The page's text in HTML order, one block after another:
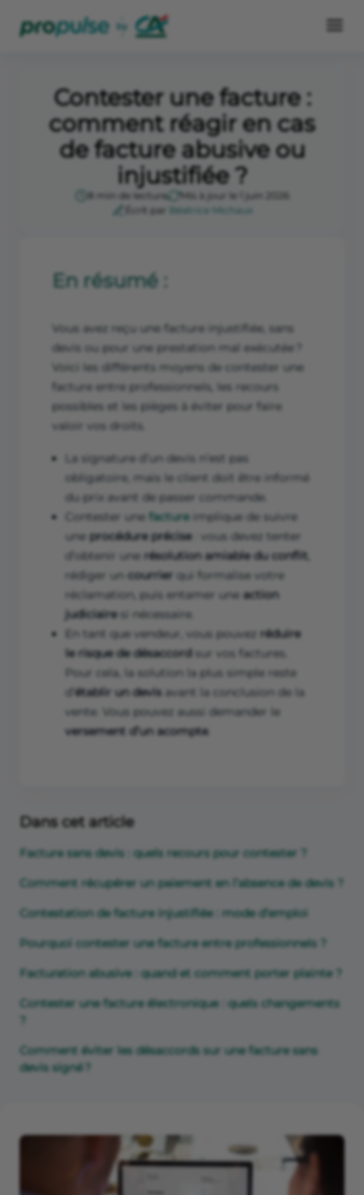
Contester une facture :
comment réagir en cas
de facture abusive ou
injustifiée ?
8 min de lecture
Mis à jour le 1 juin 2026
Écrit par
Béatrice Michaux
En résumé :
Vous avez reçu une facture injustifiée, sans
devis ou pour une prestation mal exécutée ?
Voici les différents moyens de contester une
facture entre professionnels, les recours
possibles et les pièges à éviter pour faire
valoir vos droits.
La signature d’un devis n’est pas
obligatoire, mais le client doit être informé
du prix avant de passer commande.
Contester une factureimplique de suivre
une procédure précise: vous devez tenter
d’obtenir une résolution amiable du conflit
rédiger un courrier qui formalise votre
réclamation, puis entamer une action
judiciaire si nécessaire.
En tant que vendeur, vous pouvez réduire
le risque de désaccord sur vos factures.
Pour cela, la solution la plus simple reste
d’ établir un devis avant la conclusion de la
vente. Vous pouvez aussi demander le
versement d’un acompte.
Dans cet article
Facture sans devis : quels recours pour contester ?
Comment récupérer un paiement en l’absence de devis ?
Contestation de facture injustifiée : mode d’emploi
Pourquoi contester une facture entre professionnels ?
Facturation abusive : quand et comment porter plainte ?
Contester une facture électronique : quels changements
?
Comment éviter les désaccords sur une facture sans
devis signé ?